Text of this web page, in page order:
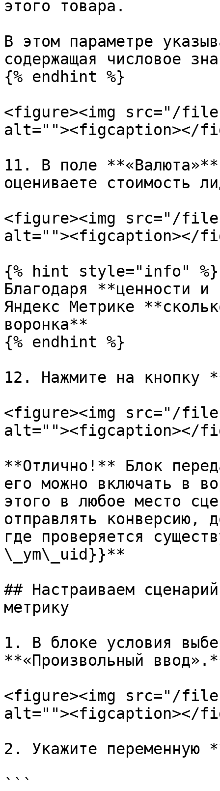
этого товара.
В этом параметре
содержащая числовое
{% endhint %}
<figure><img src="/
alt=""><figcaption></
11. В поле
оцениваете стоимость
<figure><img src="/files/
alt=""><figcaption></
{% hint style="info" %}
Благодаря **ценности
Яндекс Метрике
воронка**
{% endhint %}
12. Нажмите на кнопку
<figure><img src="/files/
alt=""><figcaption></
**Отлично!** Блок
его можно включать в
этого в любое место
отправлять конверсию,
где проверяется
\_ym\_uid}}**
## Настраиваем
метрику
1. В блоке условия
**«Произвольный
<figure><img src="/
alt=""><figcaption></
2. Укажите
```